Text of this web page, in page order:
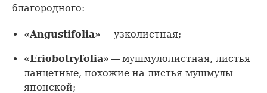
благородного:
«Angustifolia» — узколистная;
«Eriobotryfolia» — мушмулолистная, листья
ланцетные, похожие на листья мушмулы
японской;